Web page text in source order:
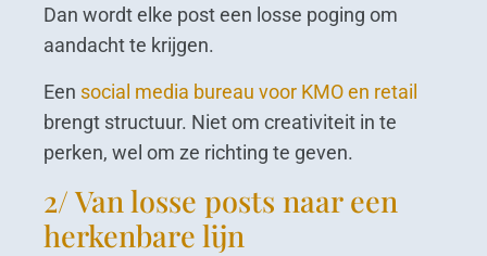
Dan wordt elke post een losse poging om
aandacht te krijgen.
Een social media bureau voor KMO en retail
brengt structuur. Niet om creativiteit in te
perken, wel om ze richting te geven.
2/ Van losse posts naar een
herkenbare lijn